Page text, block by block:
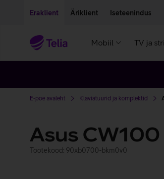
Eraklient Äriklient Iseteenindus
Mobiil TV ja
E-poe avaleht Klaviatuurid ja komplektid
Asus CW100
Tootekood: 90xb0700-bkm0v0